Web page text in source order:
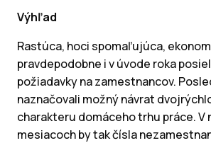
Výhľad
Rastúca, hoci spomaľujúca,
pravdepodobne i v úvode roka
požiadavky na zamestnancov.
naznačovali možný návrat
charakteru domáceho trhu práce. V
mesiacoch by tak čísla